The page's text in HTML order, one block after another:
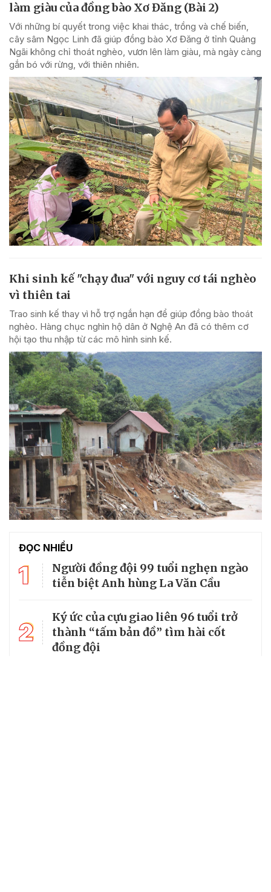
làm giàu của đồng bào Xơ Đăng (Bài 2)
Với những bí quyết trong việc khai thác, trồng và chế biến,
cây sâm Ngọc Linh đã giúp đồng bào Xơ Đăng ở tỉnh Quảng
Ngãi không chỉ thoát nghèo, vươn lên làm giàu, mà ngày càng
gắn bó với rừng, với thiên nhiên.
Khi sinh kế "chạy đua" với nguy cơ tái nghèo
vì thiên tai
Trao sinh kế thay vì hỗ trợ ngắn hạn để giúp đồng bào thoát
nghèo. Hàng chục nghìn hộ dân ở Nghệ An đã có thêm cơ
hội tạo thu nhập từ các mô hình sinh kế.
ĐỌC NHIỀU
1
Người đồng đội 99 tuổi nghẹn ngào
tiễn biệt Anh hùng La Văn Cầu
2
Ký ức của cựu giao liên 96 tuổi trở
thành “tấm bản đồ” tìm hài cốt
đồng đội